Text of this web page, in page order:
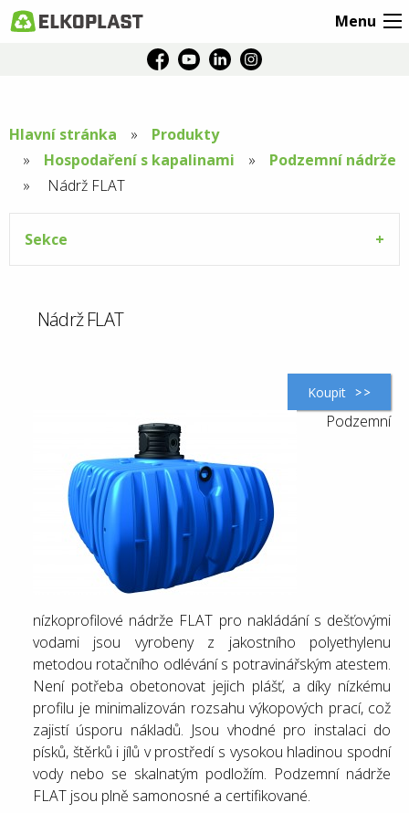
Menu
Hlavní stránka
Produkty
Hospodaření s kapalinami
Podzemní nádrže
Aktuální
stránka:
Nádrž FLAT
Sekce
Nádrž FLAT
Koupit
Podzemní
nízkoprofilové nádrže FLAT pro nakládání s dešťovými
vodami jsou vyrobeny z jakostního polyethylenu
metodou rotačního odlévání s potravinářským atestem.
Není potřeba obetonovat jejich plášť, a díky nízkému
profilu je minimalizován rozsahu výkopových prací, což
zajistí úsporu nákladů. Jsou vhodné pro instalaci do
písků, štěrků i jílů v prostředí s vysokou hladinou spodní
vody nebo se skalnatým podložím. Podzemní nádrže
FLAT jsou plně samonosné a certifikované.